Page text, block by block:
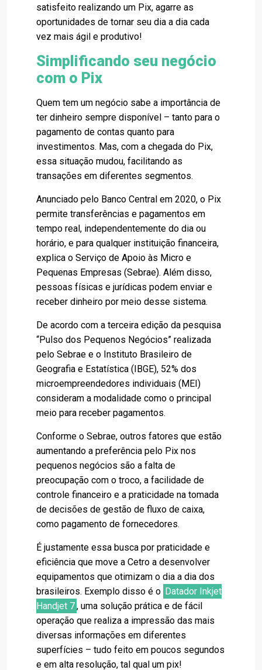
satisfeito realizando um Pix, agarre as
oportunidades de tornar seu dia a dia cada
vez mais ágil e produtivo!
Simplificando seu negócio
com o Pix
Quem tem um negócio sabe a importância de
ter dinheiro sempre disponível – tanto para o
pagamento de contas quanto para
investimentos. Mas, com a chegada do Pix,
essa situação mudou, facilitando as
transações em diferentes segmentos.
Anunciado pelo Banco Central em 2020, o Pix
permite transferências e pagamentos em
tempo real, independentemente do dia ou
horário, e para qualquer instituição financeira,
explica o Serviço de Apoio às Micro e
Pequenas Empresas (Sebrae). Além disso,
pessoas físicas e jurídicas podem enviar e
receber dinheiro por meio desse sistema.
De acordo com a terceira edição da pesquisa
“Pulso dos Pequenos Negócios” realizada
pelo Sebrae e o Instituto Brasileiro de
Geografia e Estatística (IBGE), 52% dos
microempreendedores individuais (MEI)
consideram a modalidade como o principal
meio para receber pagamentos.
Conforme o Sebrae, outros fatores que estão
aumentando a preferência pelo Pix nos
pequenos negócios são a falta de
preocupação com o troco, a facilidade de
controle financeiro e a praticidade na tomada
de decisões de gestão de fluxo de caixa,
como pagamento de fornecedores.
É justamente essa busca por praticidade e
eficiência que move a Cetro a desenvolver
equipamentos que otimizam o dia a dia dos
brasileiros. Exemplo disso é o Datador Inkjet
Handjet 7, uma solução prática e de fácil
operação que realiza a impressão das mais
diversas informações em diferentes
superfícies – tudo feito em poucos segundos
e em alta resolução, tal qual um pix!